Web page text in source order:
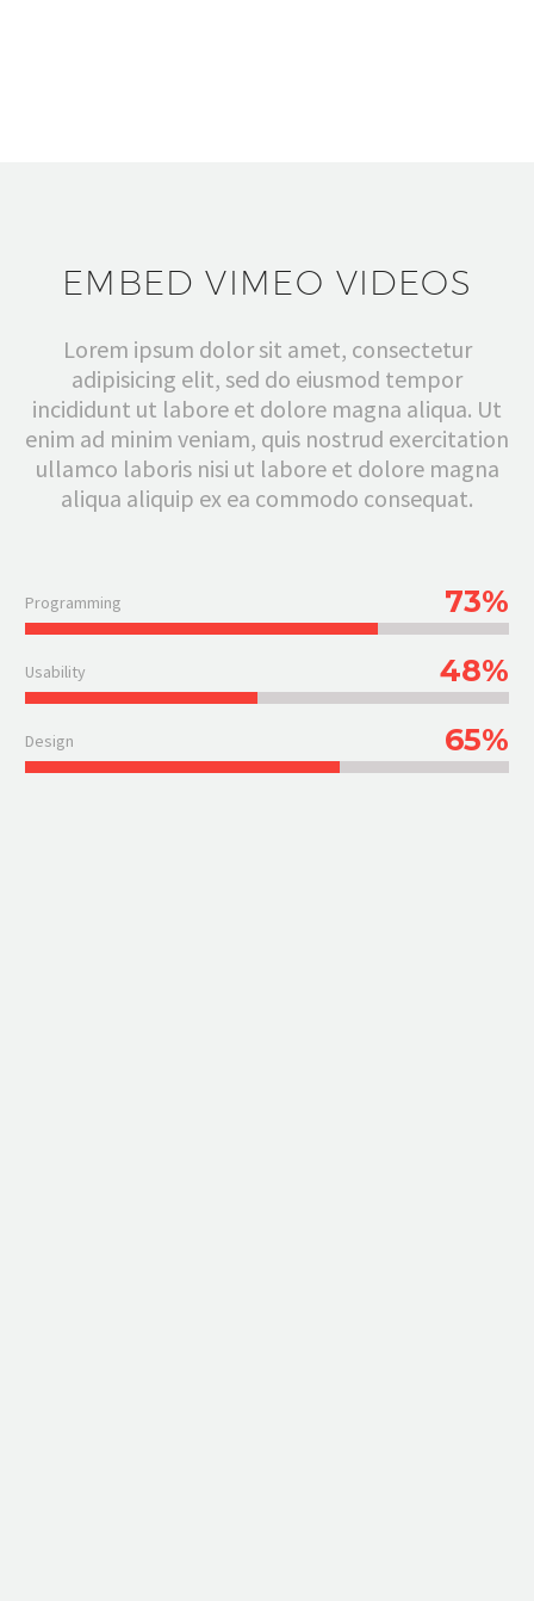
EMBED VIMEO VIDEOS
Lorem ipsum dolor sit amet, consectetur
adipisicing elit, sed do eiusmod tempor
incididunt ut labore et dolore magna aliqua. Ut
enim ad minim veniam, quis nostrud exercitation
ullamco laboris nisi ut labore et dolore magna
aliqua aliquip ex ea commodo consequat.
Programming 73%
Usability 48%
Design 65%